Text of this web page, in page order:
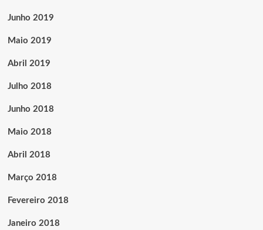
Junho 2019
Maio 2019
Abril 2019
Julho 2018
Junho 2018
Maio 2018
Abril 2018
Março 2018
Fevereiro 2018
Janeiro 2018